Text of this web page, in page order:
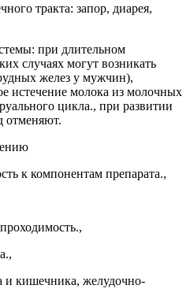
тракта: запор, диарея,
при длительном
случаях могут возникать
желез у мужчин),
истечение молока из молочных
цикла., при развитии
отменяют.
к компонентам препарата.,
и кишечника, желудочно-